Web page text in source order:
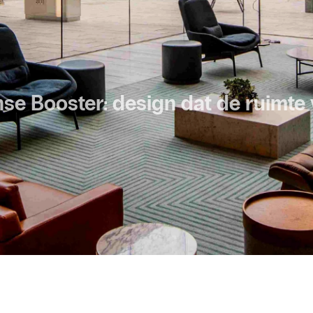
Booster: design dat de ruimte